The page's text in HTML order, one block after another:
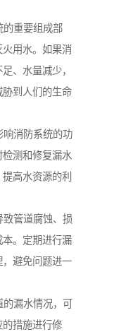
的重要组成部
用水。如果消
、水量减少，
到人们的生命
响消防系统的功
测和修复漏水
高水资源的利
管道腐蚀、损
。定期进行漏
避免问题进一
漏水情况，可
措施进行修